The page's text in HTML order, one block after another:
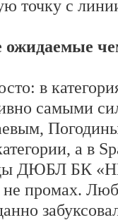
точку с
в
самыми
а в
ДЮБЛ БК
не промах.